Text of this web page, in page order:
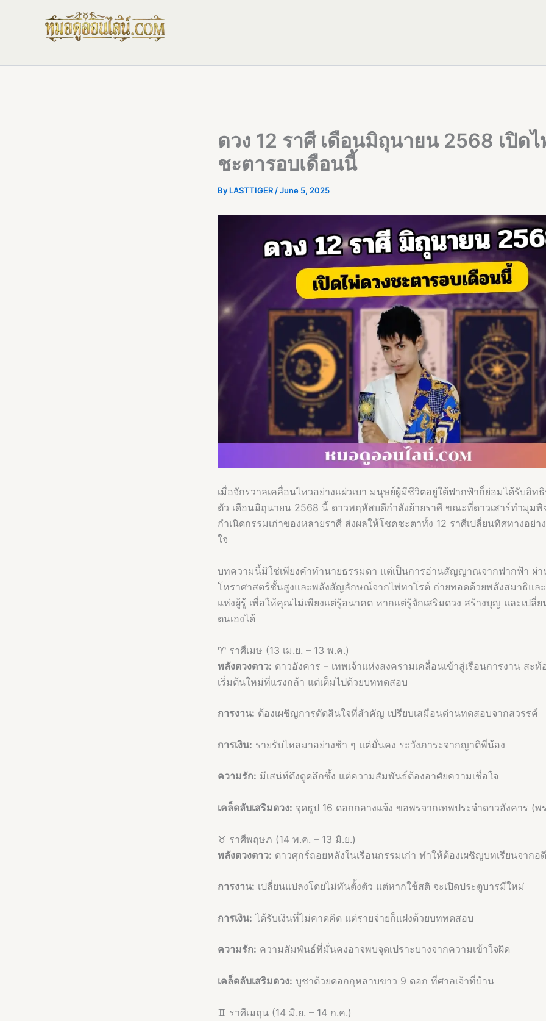
ดวง 12 ราศี เดือนมิถุนายน 2568 เปิด
ชะตารอบเดือนนี้
By LASTTIGER /June 5, 2025
เมื่อจักรวาลเคลื่อนไหวอย่างแผ่วเบา มนุษย์ผู้มีชีวิตอยู่ใต้ฟากฟ้าก็ย่อมได้รับอิท
ตัว เดือนมิถุนายน 2568 นี้ ดาวพฤหัสบดีกำลังย้ายราศี ขณะที่ดาวเสาร์ทำมุม
กำเนิดกรรมเก่าของหลายราศี ส่งผลให้โชคชะตาทั้ง 12 ราศีเปลี่ยนทิศทางอย่า
ใจ
บทความนี้มิใช่เพียงคำทำนายธรรมดา แต่เป็นการอ่านสัญญาณจากฟากฟ้า ผ่า
โหราศาสตร์ชั้นสูงและพลังสัญลักษณ์จากไพ่ทาโรต์ ถ่ายทอดด้วยพลังสมาธิแ
แห่งผู้รู้ เพื่อให้คุณไม่เพียงแต่รู้อนาคต หากแต่รู้จักเสริมดวง สร้างบุญ และเปลี่
ตนเองได้
♈ ราศีเมษ (13 เม.ย. – 13 พ.ค.)
พลังดวงดาว: ดาวอังคาร – เทพเจ้าแห่งสงครามเคลื่อนเข้าสู่เรือนการงาน สะ
เริ่มต้นใหม่ที่แรงกล้า แต่เต็มไปด้วยบททดสอบ
การงาน: ต้องเผชิญการตัดสินใจที่สำคัญ เปรียบเสมือนด่านทดสอบจากสวรรค์
การเงิน: รายรับไหลมาอย่างช้า ๆ แต่มั่นคง ระวังภาระจากญาติพี่น้อง
ความรัก: มีเสน่ห์ดึงดูดลึกซึ้ง แต่ความสัมพันธ์ต้องอาศัยความเชื่อใจ
เคล็ดลับเสริมดวง: จุดธูป 16 ดอกกลางแจ้ง ขอพรจากเทพประจำดาวอังคาร (พ
♉ ราศีพฤษภ (14 พ.ค. – 13 มิ.ย.)
พลังดวงดาว: ดาวศุกร์ถอยหลังในเรือนกรรมเก่า ทำให้ต้องเผชิญบทเรียนจากอ
การงาน: เปลี่ยนแปลงโดยไม่ทันตั้งตัว แต่หากใช้สติ จะเปิดประตูบารมีใหม่
การเงิน: ได้รับเงินที่ไม่คาดคิด แต่รายจ่ายก็แฝงด้วยบททดสอบ
ความรัก: ความสัมพันธ์ที่มั่นคงอาจพบจุดเปราะบางจากความเข้าใจผิด
เคล็ดลับเสริมดวง: บูชาด้วยดอกกุหลาบขาว 9 ดอก ที่ศาลเจ้าที่บ้าน
♊ ราศีเมถุน (14 มิ.ย. – 14 ก.ค.)